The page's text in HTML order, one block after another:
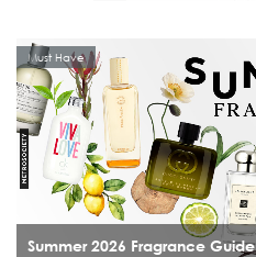
Summer 2026 Fragrance Guide
Must Have